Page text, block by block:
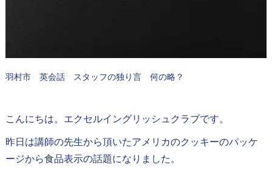
羽村市 英会話 スタッフの独り言 何の略？
こんにちは。エクセルイングリッシュクラブです。
昨日は講師の先生から頂いたアメリカのクッキーのパッケ
ージから食品表示の話題になりました。